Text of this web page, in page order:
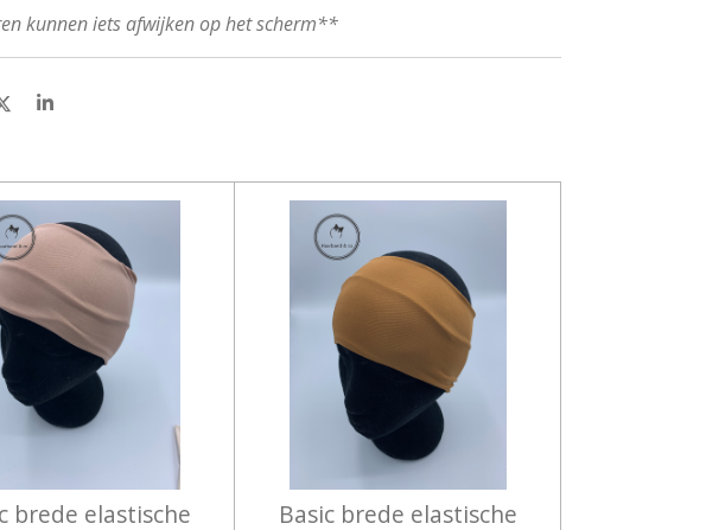
kunnen iets afwijken op het scherm**
D
S
E
brede elastische
Basic brede elastische